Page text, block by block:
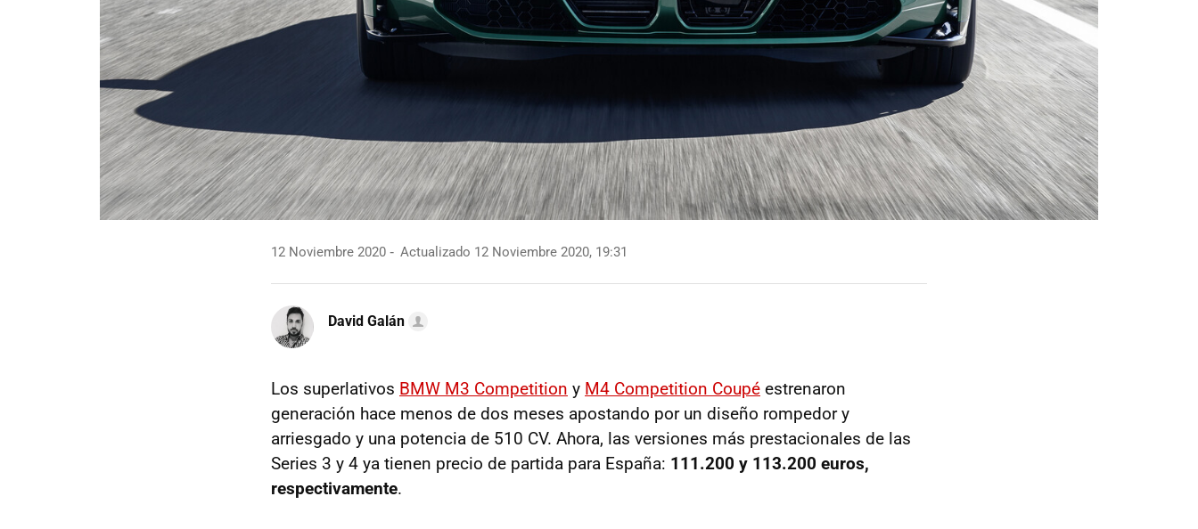
12 Noviembre 2020 Actualizado 12 Noviembre 2020, 19:31
David Galán
Los superlativos BMW M3 Competition y M4 Competition Coupé estrenaron
generación hace menos de dos meses apostando por un diseño rompedor y
arriesgado y una potencia de 510 CV. Ahora, las versiones más prestacionales de las
Series 3 y 4 ya tienen precio de partida para España: 111.200 y 113.200 euros,
respectivamente.